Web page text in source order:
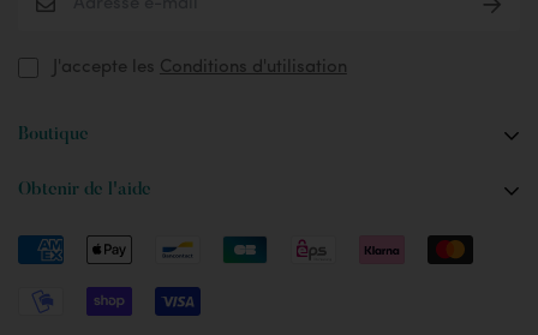
J'accepte les Conditions d'utilisation
Boutique
Custom Designs
Accessoires
Obtenir de l'aide
Installation et conseils
Instructions d'entretien et de lavage